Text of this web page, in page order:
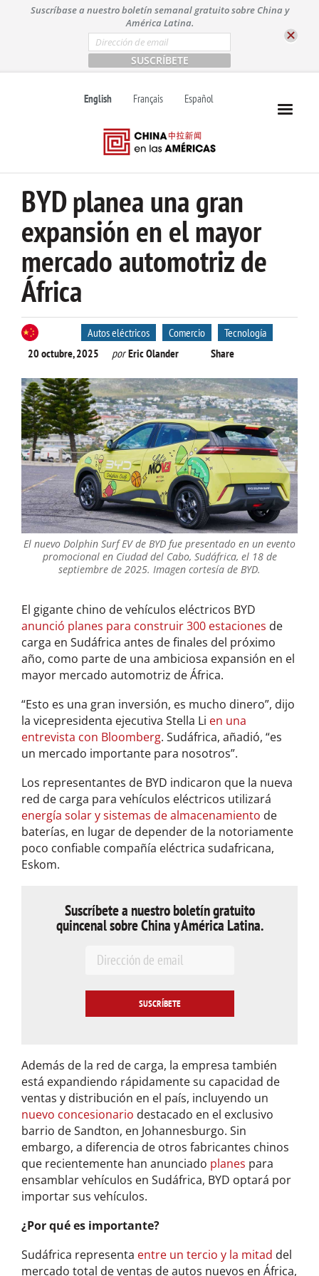
t
Suscríbase a nuestro boletín semanal gratuito sobre China y
América Latina.
E
m
a
i
*
English Français Español
BYD planea una gran
expansión en el mayor
mercado automotriz de
África
Autos eléctricos Comercio
Tecnología
20 octubre, 2025
porEric Olander Share
El nuevo Dolphin Surf EV de BYD fue presentado en un evento
promocional en Ciudad del Cabo, Sudáfrica, el 18 de
septiembre de 2025. Imagen cortesía de BYD.
El gigante chino de vehículos eléctricos BYD
anunció planes para construir 300 estaciones de
carga en Sudáfrica antes de finales del próximo
año, como parte de una ambiciosa expansión en el
mayor mercado automotriz de África.
“Esto es una gran inversión, es mucho dinero”, dijo
la vicepresidenta ejecutiva Stella Li en una
entrevista con Bloomberg. Sudáfrica, añadió, “es
un mercado importante para nosotros”.
Los representantes de BYD indicaron que la nueva
red de carga para vehículos eléctricos utilizará
energía solar y sistemas de almacenamiento de
baterías, en lugar de depender de la notoriamente
poco confiable compañía eléctrica sudafricana,
Eskom.
Suscríbete a nuestro boletín gratuito
quincenal sobre China y América Latina.
Además de la red de carga, la empresa también
está expandiendo rápidamente su capacidad de
ventas y distribución en el país, incluyendo un
nuevo concesionario destacado en el exclusivo
barrio de Sandton, en Johannesburgo. Sin
embargo, a diferencia de otros fabricantes chinos
que recientemente han anunciado planes para
ensamblar vehículos en Sudáfrica, BYD optará por
importar sus vehículos.
¿Por qué es importante?
Sudáfrica representa entre un tercio y la mitad del
mercado total de ventas de autos nuevos en África,